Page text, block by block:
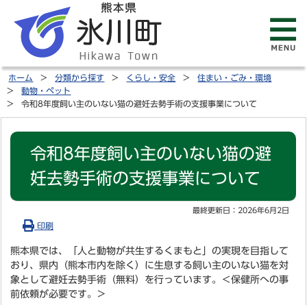
ホーム 分類から探す くらし・安全
住まい・ごみ・環境
動物・ペット
令和8年度飼い主のいない猫の避妊去勢手術の支援事業について
令和8年度飼い主のいない猫の避
妊去勢手術の支援事業について
最終更新日： 2026年6月2日
印刷
熊本県では、「人と動物が共生するくまもと」の実現を目指して
おり、県内（熊本市内を除く）に生息する飼い主のいない猫を対
象として避妊去勢手術（無料）を行っています。
＜保健所への事
前依頼が必要です。＞